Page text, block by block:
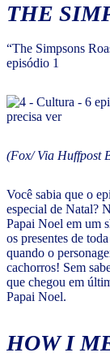
THE
“The Simpsons
episódio 1
(Fox/ Via Huffpost
Você sabia que o
especial de Natal?
Papai Noel em um
os presentes de
quando o
cachorros! Sem
que chegou em
Papai Noel.
HOW I